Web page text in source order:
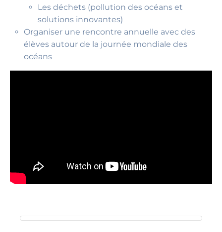
Les déchets (pollution des océans et
solutions innovantes)
Organiser une rencontre annuelle avec des
élèves autour de la journée mondiale des
océans